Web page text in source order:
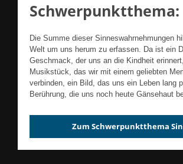
Schwerpunktthema:
Die Summe dieser Sinneswahrnehmungen
Welt um uns herum zu erfassen. Da ist ein
Geschmack, der uns an die Kindheit
Musikstück, das wir mit einem geliebten
verbinden, ein Bild, das uns ein Leben lang
Berührung, die uns noch heute Gänsehaut
Zum Schwerpunktthema